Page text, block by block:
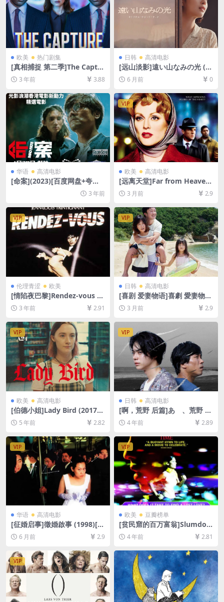
欧美 热门剧集
[真相捕捉 第二季]The Captur
e Season 2 (2022)[百度网盘
+迅雷云盘+阿里云盘资源1080
英字幕]
3 年前 3.88
日韩 高清电影
[远山淡影]遠い山なみの光 (2
025)[百度网盘+夸克网盘1080
P超清未删减资源][网盘在线播
幕]
6 月前 0
华语 高清电影
[命案](2023)[百度网盘+夸克
网盘1080P超清资源][网盘在
线播放/下载][MP4/2.5GB][粤
语中字]
3 年前
VIP
欧美 高清电影
[远离天堂]Far from Heaven
(2002)[百度网盘+夸克网盘10
80P超清未删减资源][网盘在
线播放/下载][MP4/7.4GB][中
文字幕]
3 月前 2.9
VIP
伦理青涩 欧美
[情陷夜巴黎]Rendez-vous (1
985)[百度网盘+夸克网盘1080
P超清未删减资源][网盘在线播
放/下载][MP4/5.2GB][中文字
幕]
3 年前 2.91
VIP
日韩 高清电影
[喜剧 爱妻物语]喜劇 愛妻物語
(2019)[百度网盘+夸克网盘10
80P超清未删减资源][网盘在
线播放/下载][MP4/5.3GB][中
文字幕]
3 月前 2.9
VIP
欧美 高清电影
[伯德小姐]Lady Bird (2017)
[百度网盘+迅雷云盘资源1080
P超清未删减][MP4/5.9GB][中
5 年前 2.82
VIP
日韩 高清电影
[啊，荒野 后篇]あゝ、荒野 後
篇 (2017)[百度网盘+迅雷云盘
资源1080P超清未删减][MP4/
4 年前 2.89
VIP
华语 高清电影
[征婚启事]徵婚啟事 (1998)[百
度网盘+夸克网盘1080P超清
未删减资源][网盘在线播放/下
载][MP4/6.7GB][中文字幕]
6 月前 2.9
VIP
欧美 豆瓣榜单
[贫民窟的百万富翁]Slumdog
Millionaire (2008)[百度网盘
+迅雷云盘资源1080P超清未
删减][MP4/7.7GB][中英字幕]
4 年前 2.81
VIP